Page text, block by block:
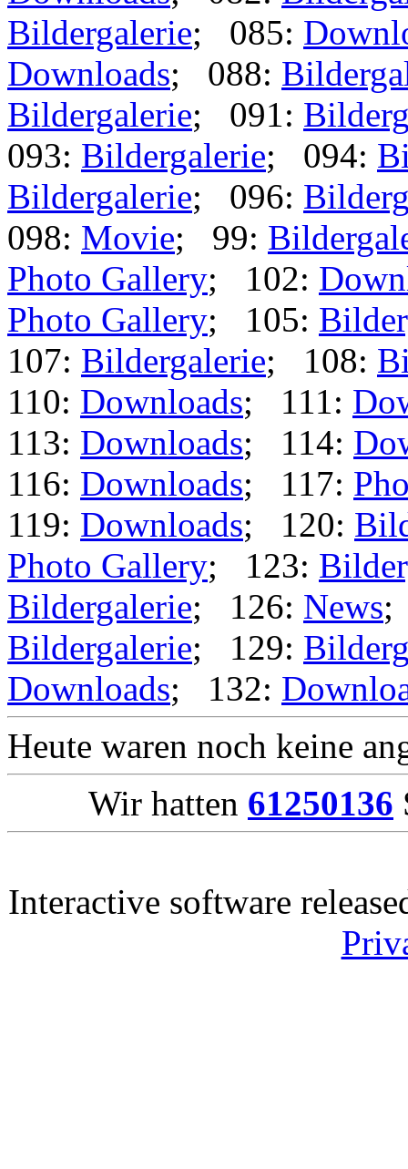
Bildergalerie; 085:
Downloads; 088:
Bildergalerie; 091:
093: Bildergalerie; 094:
Bildergalerie; 096:
098: Movie; 99:
Photo Gallery; 102:
Photo Gallery; 105:
107: Bildergalerie; 108:
110: Downloads; 111:
113: Downloads; 114:
116: Downloads; 117:
119: Downloads; 120:
Photo Gallery; 123:
Bildergalerie; 126: News;
Bildergalerie; 129:
Downloads; 132:
Heute waren noch keine
Wir hatten 61250136
Interactive software